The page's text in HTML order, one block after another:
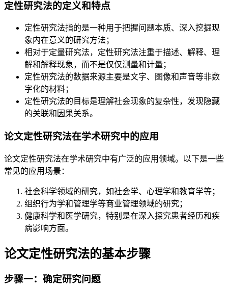
定性研究法的定义和特点
定性研究法指的是一种用于把握问题本质、深入挖掘现
象内在意义的研究方法；
相对于定量研究法，定性研究法注重于描述、解释、理
解和解释现象，而不是仅仅测量和计量；
定性研究法的数据来源主要是文字、图像和声音等非数
字化的材料；
定性研究法的目标是理解社会现象的复杂性，发现隐藏
的关联和因果关系。
论文定性研究法在学术研究中的应用
论文定性研究法在学术研究中有广泛的应用领域。以下是一些
常见的应用场景：
社会科学领域的研究，如社会学、心理学和教育学等；
组织行为学和管理学等商业管理领域的研究；
健康科学和医学研究，特别是在深入探究患者经历和疾
病影响方面。
论文定性研究法的基本步骤
步骤一：确定研究问题